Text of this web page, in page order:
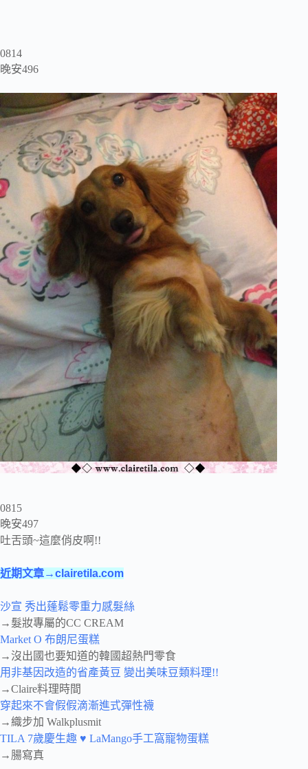
0814
晚安496
0815
晚安497
吐舌頭~這麼俏皮啊!!
近期文章→clairetila.com
沙宣 秀出蓬鬆零重力感髮絲
→髮妝專屬的CC CREAM
Market O 布朗尼蛋糕
→沒出國也要知道的韓國超熱門零食
用非基因改造的省產黃豆 變出美味豆類料理!!
→Claire料理時間
穿起來不會假假滴漸進式彈性襪
→織步加 Walkplusmit
TILA 7歲慶生趣 ♥ LaMango手工窩寵物蛋糕
→腸寫真